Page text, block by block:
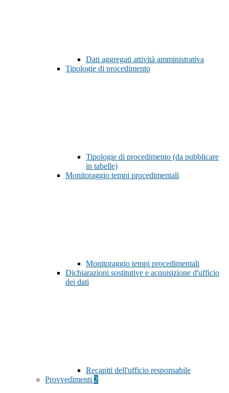
Dati aggregati attività amministrativa
Tipologie di procedimento
Tipologie di procedimento (da pubblicare
in tabelle)
Monitoraggio tempi procedimentali
Monitoraggio tempi procedimentali
Dichiarazioni sostitutive e acquisizione d'ufficio
dei dati
Recapiti dell'ufficio responsabile
Provvedimenti 2